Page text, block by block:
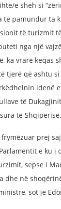
e sheh si
të pamundur ta
të turizmit
nga një
ka vrarë keqas
tjerë që ashtu
idenë
të
të Shqipërisë.
prej
e ku i
sepse i
dhe në
sot je